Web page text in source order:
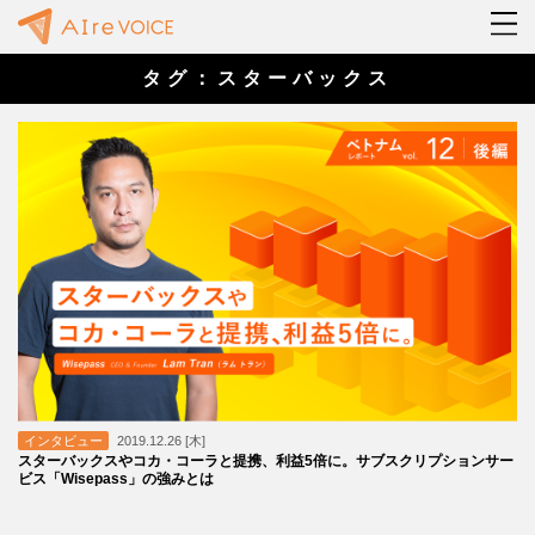
タグ：スターバックス
インタビュー 2019.12.26 [木]
スターバックスやコカ・コーラと提携、利益5倍に。サブスクリプションサー
ビス「Wisepass」の強みとは